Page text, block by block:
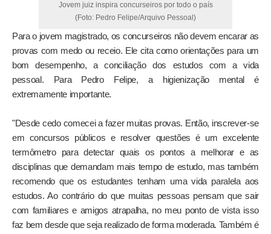
Jovem juiz inspira concurseiros por todo o país
(Foto: Pedro Felipe/Arquivo Pessoal)
Para o jovem magistrado, os concurseiros não devem encarar as
provas com medo ou receio. Ele cita como orientações para um
bom desempenho, a conciliação dos estudos com a vida
pessoal. Para Pedro Felipe, a higienização mental é
extremamente importante.
"Desde cedo comecei a fazer muitas provas. Então, inscrever-se
em concursos públicos e resolver questões é um excelente
termômetro para detectar quais os pontos a melhorar e as
disciplinas que demandam mais tempo de estudo, mas também
recomendo que os estudantes tenham uma vida paralela aos
estudos. Ao contrário do que muitas pessoas pensam que sair
com familiares e amigos atrapalha, no meu ponto de vista isso
faz bem desde que seja realizado de forma moderada. Também é